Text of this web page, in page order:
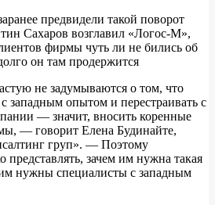
предвидели такой поворот
Сахаров возглавил «Логос-М»,
фирмы чуть ли не бились об
он там продержится
не задумываются о том, что
западным опытом и перестраивать с
— значит, вносить коренные
— говорит Елена Будинайте,
груп». — Поэтому
представлять, зачем им нужна такая
нужны специалисты с западным